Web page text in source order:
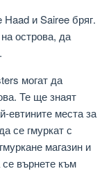
и Sairee бряг.
острова, да
могат да
Те ще знаят
евтините места за
се гмуркат с
магазин и
върнете към